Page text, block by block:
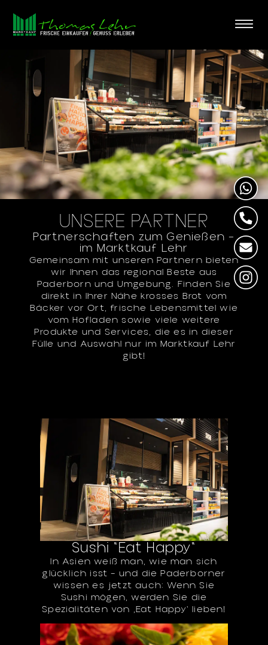
UNSERE PARTNER
Partnerschaften zum Genießen –
im Marktkauf Lehr
Gemeinsam mit unseren Partnern bieten
wir Ihnen das regional Beste aus
Paderborn und Umgebung. Finden Sie
direkt in Ihrer Nähe krosses Brot vom
Bäcker vor Ort, frische Lebensmittel wie
vom Hofladen sowie viele weitere
Produkte und Services, die es in dieser
Fülle und Auswahl nur im Marktkauf Lehr
gibt!
Sushi "Eat Happy"
In Asien weiß man, wie man sich
glücklich isst – und die Paderborner
wissen es jetzt auch: Wenn Sie
Sushi mögen, werden Sie die
Spezialitäten von ‚Eat Happy‘ lieben!